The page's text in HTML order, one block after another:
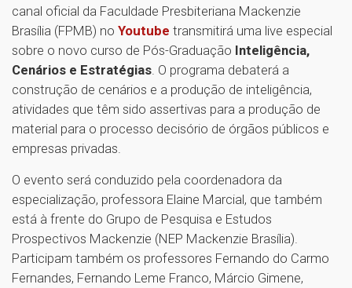
canal oficial da Faculdade Presbiteriana Mackenzie
Brasília (FPMB) no Youtube transmitirá uma live especial
sobre o novo curso de Pós-Graduação Inteligência,
Cenários e Estratégias . O programa debaterá a
construção de cenários e a produção de inteligência,
atividades que têm sido assertivas para a produção de
material para o processo decisório de órgãos públicos e
empresas privadas.
O evento será conduzido pela coordenadora da
especialização, professora Elaine Marcial, que também
está à frente do Grupo de Pesquisa e Estudos
Prospectivos Mackenzie (NEP Mackenzie Brasília).
Participam também os professores Fernando do Carmo
Fernandes, Fernando Leme Franco, Márcio Gimene,